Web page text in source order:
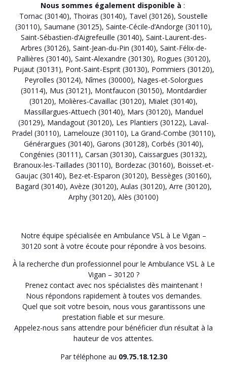
Nous sommes également disponible à :
Tornac (30140), Thoiras (30140), Tavel (30126), Soustelle
(30110), Saumane (30125), Sainte-Cécile-d’Andorge (30110),
Saint-Sébastien-d’Aigrefeuille (30140), Saint-Laurent-des-
Arbres (30126), Saint-Jean-du-Pin (30140), Saint-Félix-de-
Pallières (30140), Saint-Alexandre (30130), Rogues (30120),
Pujaut (30131), Pont-Saint-Esprit (30130), Pommiers (30120),
Peyrolles (30124), Nîmes (30000), Nages-et-Solorgues
(30114), Mus (30121), Montfaucon (30150), Montdardier
(30120), Molières-Cavaillac (30120), Mialet (30140),
Massillargues-Attuech (30140), Mars (30120), Manduel
(30129), Mandagout (30120), Les Plantiers (30122), Laval-
Pradel (30110), Lamelouze (30110), La Grand-Combe (30110),
Générargues (30140), Garons (30128), Corbés (30140),
Congénies (30111), Carsan (30130), Caissargues (30132),
Branoux-les-Taillades (30110), Bordezac (30160), Boisset-et-
Gaujac (30140), Bez-et-Esparon (30120), Bessèges (30160),
Bagard (30140), Avèze (30120), Aulas (30120), Arre (30120),
Arphy (30120), Alès (30100)
Notre équipe spécialisée en Ambulance VSL à Le Vigan –
30120 sont à votre écoute pour répondre à vos besoins.
À la recherche d’un professionnel pour le Ambulance VSL à Le
Vigan – 30120 ?
Prenez contact avec nos spécialistes dès maintenant !
Nous répondons rapidement à toutes vos demandes.
Quel que soit votre besoin, nous vous garantissons une
prestation fiable et sur mesure.
Appelez-nous sans attendre pour bénéficier d’un résultat à la
hauteur de vos attentes.
Par téléphone au 09.75.18.12.30